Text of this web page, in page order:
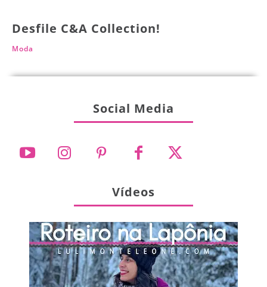
Desfile C&A Collection!
Moda
Social Media
Vídeos